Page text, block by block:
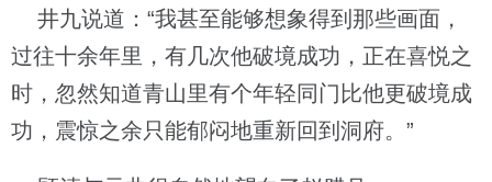
井九说道：“我甚至能够想象得到那些画面，
过往十余年里，有几次他破境成功，正在喜悦之
时，忽然知道青山里有个年轻同门比他更破境成
功，震惊之余只能郁闷地重新回到洞府。”